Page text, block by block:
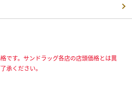
です。サンドラッグ各店の店頭価格とは異
承ください。